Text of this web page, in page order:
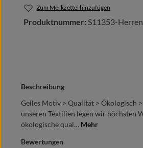
Zum Merkzettel hinzufügen
Produktnummer: S11353-
Beschreibung
Geiles Motiv > Qualität > Ökologisch
unseren Textilien legen wir höchsten
ökologische qual… Mehr
Bewertungen